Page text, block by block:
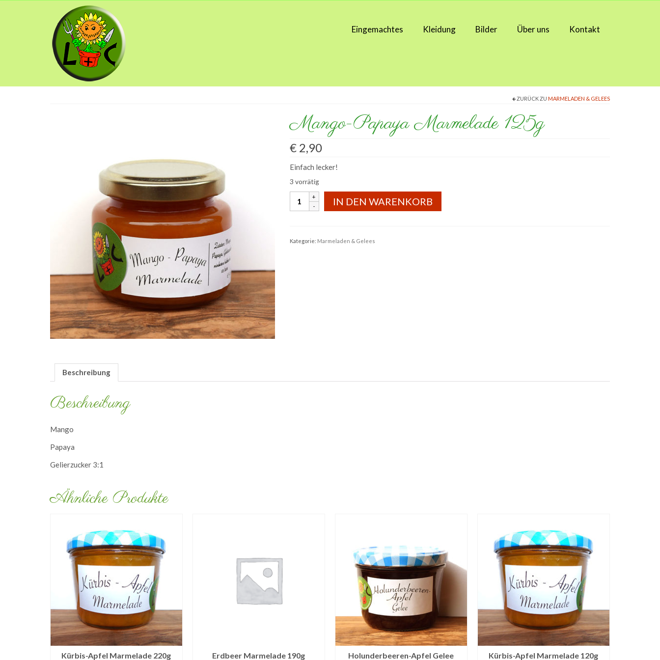
Eingemachtes Kleidung Bilder Über uns Kontakt
ZURÜCK ZU MARMELADEN & GELEES
Mango-Papaya Marmelade 125g
€2,90
Einfach lecker!
3 vorrätig
Mango-
Papaya
IN DEN WARENKORB
Kategorie: Marmeladen & Gelees
Beschreibung
Beschreibung
Mango
Papaya
Gelierzucker 3:1
Ähnliche Produkte
Kürbis-Apfel Marmelade 220g Erdbeer Marmelade 190g Holunderbeeren-Apfel Gelee Kürbis-Apfel Marmelade 120g